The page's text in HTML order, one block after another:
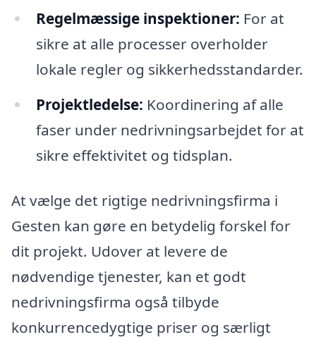
Regelmæssige inspektioner: For at
sikre at alle processer overholder
lokale regler og sikkerhedsstandarder.
Projektledelse: Koordinering af alle
faser under nedrivningsarbejdet for at
sikre effektivitet og tidsplan.
At vælge det rigtige nedrivningsfirma i
Gesten kan gøre en betydelig forskel for
dit projekt. Udover at levere de
nødvendige tjenester, kan et godt
nedrivningsfirma også tilbyde
konkurrencedygtige priser og særligt